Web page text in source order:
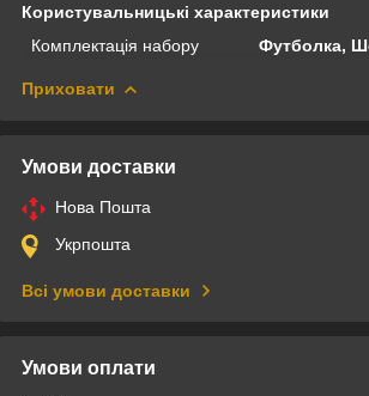
Користувальницькі характеристики
Комплектація набору
Футболка,
Приховати
Умови доставки
Нова Пошта
Укрпошта
Всі умови доставки
Умови оплати